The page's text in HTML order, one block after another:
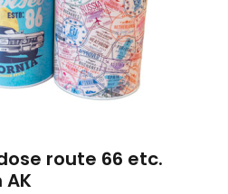
route 66 etc.
AK